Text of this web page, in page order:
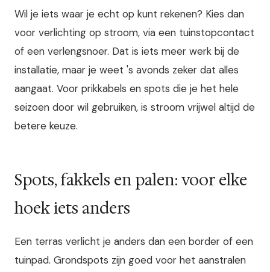
Wil je iets waar je echt op kunt rekenen? Kies dan
voor verlichting op stroom, via een tuinstopcontact
of een verlengsnoer. Dat is iets meer werk bij de
installatie, maar je weet 's avonds zeker dat alles
aangaat. Voor prikkabels en spots die je het hele
seizoen door wil gebruiken, is stroom vrijwel altijd de
betere keuze.
Spots, fakkels en palen: voor elke
hoek iets anders
Een terras verlicht je anders dan een border of een
tuinpad. Grondspots zijn goed voor het aanstralen